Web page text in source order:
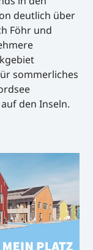
deutlich über
Föhr und
sommerliches
den Inseln.